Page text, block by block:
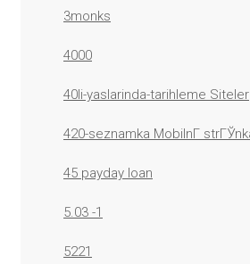
3monks
4000
40li-yaslarinda-tarihleme Siteler
420-seznamka MobilnГ­
45 payday loan
5.03 -1
5221